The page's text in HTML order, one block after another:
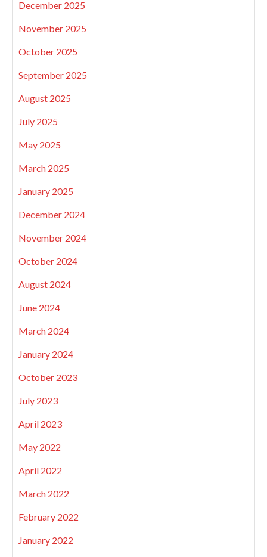
December 2025
November 2025
October 2025
September 2025
August 2025
July 2025
May 2025
March 2025
January 2025
December 2024
November 2024
October 2024
August 2024
June 2024
March 2024
January 2024
October 2023
July 2023
April 2023
May 2022
April 2022
March 2022
February 2022
January 2022